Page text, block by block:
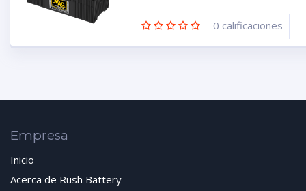
0 calificaciones
Empresa
Inicio
Acerca de Rush Battery